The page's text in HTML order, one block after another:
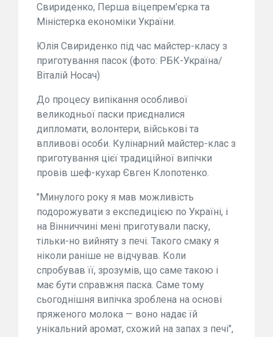
Свириденко, Перша віцепрем'єрка та
Міністерка економіки України.
Юлія Свириденко під час майстер-класу з
приготування пасок (фото: РБК-Україна/
Віталій Носач)
До процесу випікання особливої
великодньої паски приєдналися
дипломати, волонтери, військові та
впливові особи. Кулінарний майстер-клас з
приготування цієї традиційної випічки
провів шеф-кухар Євген Клопотенко.
"Минулого року я мав можливість
подорожувати з експедицією по Україні, і
на Вінниччині мені приготували паску,
тільки-но вийняту з печі. Такого смаку я
ніколи раніше не відчував. Коли
спробував її, зрозумів, що саме такою і
має бути справжня паска. Саме тому
сьогоднішня випічка зроблена на основі
пряженого молока — воно надає їй
унікальний аромат, схожий на запах з печі",